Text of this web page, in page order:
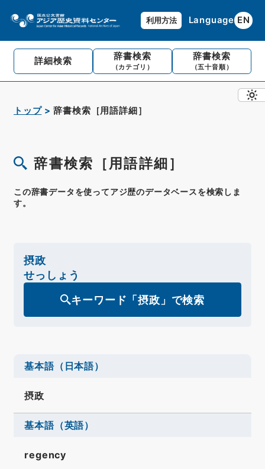
利用方法 Language EN
詳細検索 辞書検索
（カテゴリ）
辞書検索
（五十音順）
トップ 辞書検索［用語詳細］
辞書検索［用語詳細］
この辞書データを使ってアジ歴のデータベースを検索しま
す。
摂政
せっしょう
キーワード「摂政」で検索
基本語（日本語）
摂政
基本語（英語）
regency